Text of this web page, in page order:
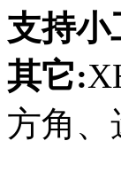
支持小
其它:
方角、